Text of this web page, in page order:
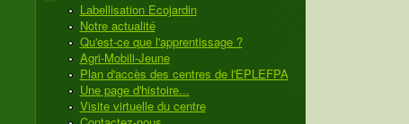
Labellisation Ecojardin
Notre actualité
Qu'est-ce que l'apprentissage ?
Agri-Mobili-Jeune
Plan d'accès des centres de l'EPLEFPA
Une page d'histoire...
Visite virtuelle du centre